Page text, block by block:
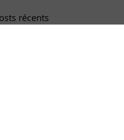
récents